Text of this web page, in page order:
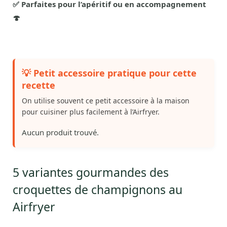
✅ Parfaites pour l’apéritif ou en accompagnement
🍄
💡 Petit accessoire pratique pour cette
recette
On utilise souvent ce petit accessoire à la maison
pour cuisiner plus facilement à l’Airfryer.
Aucun produit trouvé.
5 variantes gourmandes des
croquettes de champignons au
Airfryer